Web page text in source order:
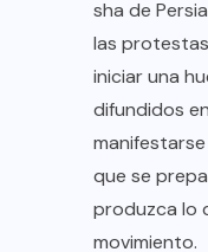
sha de
las
iniciar una
difundidos
que se
produzca lo
movimiento.